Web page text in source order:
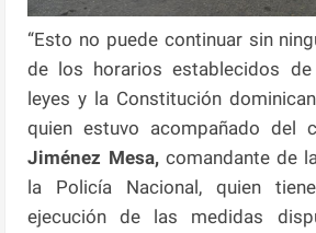
“Esto no puede continuar sin
de los horarios establecidos
leyes y la Constitución
quien estuvo acompañado del
Jiménez Mesa,comandante de la
la Policía Nacional, quien
ejecución de las medidas